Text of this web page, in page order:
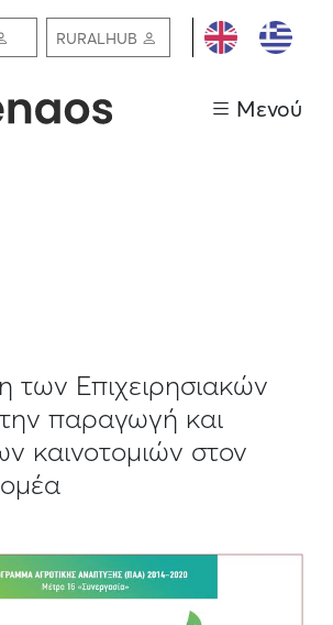
ΕΓΓΡΑΦΗ /
ΣΥΝΔΕΣΗ
RURALHUB
Μενού
των Επιχειρησιακών
παραγωγή και
καινοτομιών στον